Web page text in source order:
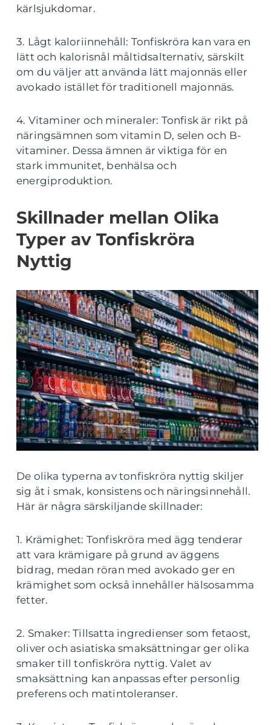
kärlsjukdomar.
3. Lågt kaloriinnehåll: Tonfiskröra kan vara en
lätt och kalorisnål måltidsalternativ, särskilt
om du väljer att använda lätt majonnäs eller
avokado istället för traditionell majonnäs.
4. Vitaminer och mineraler: Tonfisk är rikt på
näringsämnen som vitamin D, selen och B-
vitaminer. Dessa ämnen är viktiga för en
stark immunitet, benhälsa och
energiproduktion.
Skillnader mellan Olika
Typer av Tonfiskröra
Nyttig
De olika typerna av tonfiskröra nyttig skiljer
sig åt i smak, konsistens och näringsinnehåll.
Här är några särskiljande skillnader:
1. Krämighet: Tonfiskröra med ägg tenderar
att vara krämigare på grund av äggens
bidrag, medan röran med avokado ger en
krämighet som också innehåller hälsosamma
fetter.
2. Smaker: Tillsatta ingredienser som fetaost,
oliver och asiatiska smaksättningar ger olika
smaker till tonfiskröra nyttig. Valet av
smaksättning kan anpassas efter personlig
preferens och matintoleranser.